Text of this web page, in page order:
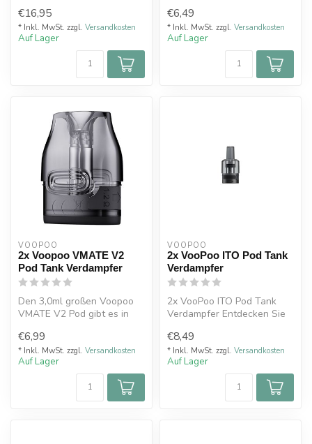
€16,95
* Inkl. MwSt. zzgl. Versandkosten
Auf Lager
€6,49
* Inkl. MwSt. zzgl. Versandkosten
Auf Lager
VOOPOO
2x Voopoo VMATE V2
Pod Tank Verdampfer
Den 3,0ml großen Voopoo
VMATE V2 Pod gibt es in
Lungenzug) od...
€6,99
* Inkl. MwSt. zzgl. Versandkosten
Auf Lager
VOOPOO
2x VooPoo ITO Pod Tank
Verdampfer
2x VooPoo ITO Pod Tank
Verdampfer Entdecken Sie
Dampfens m...
€8,49
* Inkl. MwSt. zzgl. Versandkosten
Auf Lager